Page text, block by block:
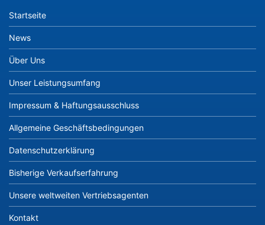
Startseite
News
Über Uns
Unser Leistungsumfang
Impressum & Haftungsausschluss
Allgemeine Geschäftsbedingungen
Datenschutzerklärung
Bisherige Verkaufserfahrung
Unsere weltweiten Vertriebsagenten
Kontakt